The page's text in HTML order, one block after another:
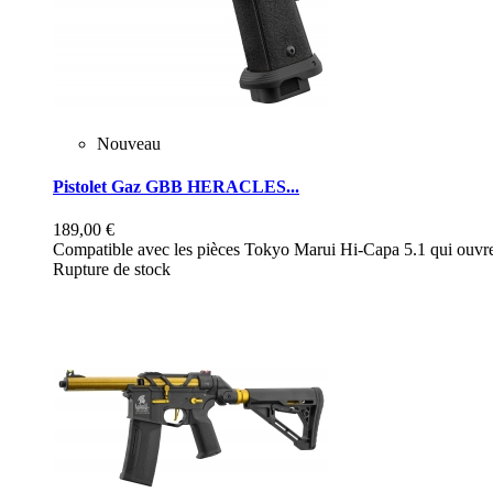
Nouveau
Pistolet Gaz GBB HERACLES...
189,00 €
Compatible avec les pièces Tokyo Marui Hi-Capa 5.1 qui
Rupture de stock